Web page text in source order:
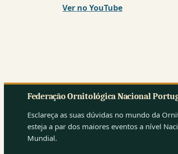
Ver no YouTube
(nova
Federação Ornitológica Nacional
Esclareça as suas dúvidas no mundo da
esteja a par dos maiores eventos a nível
Mundial.